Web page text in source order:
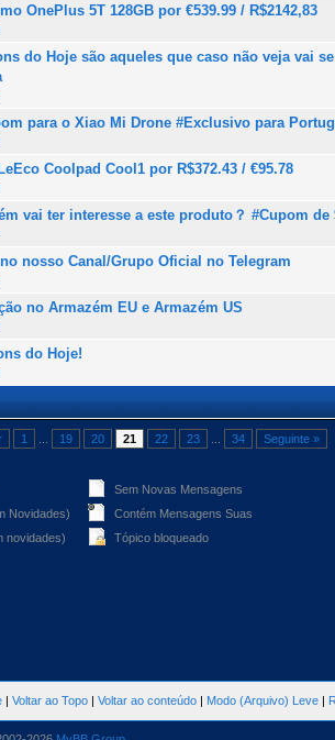
OnePlus 5T 128GB por €539.99 / R$2142,83
1 Voto(s) - 5 de 5 na totalidade
1234 5
do Hoje são aqueles que caso não veja vai
para o Xiao Mi Drone #Exclusivo para
1 Voto(s) - 5 de 5 na totalidade
1 2345
Coolpad Cool1 por R$372.43 / €95.78
1 Voto(s) - 5 de 5 na totalidade
12345
vai ter interesse a este produto？ #Cupom de
1 Voto(s) - 5 de 5 na totalidade
12345
nosso Canal/Grupo Oficial no Telegram
1 Voto(s) - 5 de 5 na totalidade
12345
no Armazém EU e Armazém US
1 Voto(s) - 5 de 5 na totalidade
12345
do Hoje!
1 Voto(s) - 5 de 5 na totalidade
12
1 19 20 21 22 23 34 Seguinte »
Novidades)
novidades)
Sem Novas Mensagens
Contém Mensagens Suas
Tópico bloqueado
| Voltar ao Topo | Voltar ao conteúdo | Modo (Arquivo) Leve |